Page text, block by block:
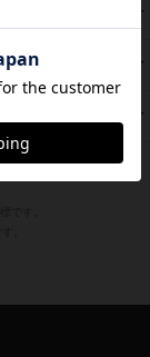
PT
PT
PT